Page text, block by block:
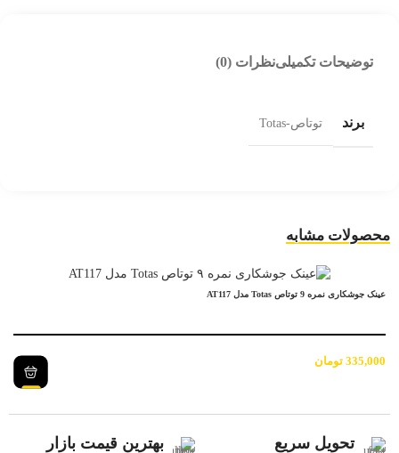
توضیحات تکمیلینظرات (0)
برند توتاص-Totas
محصولات مشابه
عینک جوشکاری نمره 9 توتاص Totas مدل AT117
335,000 تومان
تحویل سریع بهترین قیمت بازار